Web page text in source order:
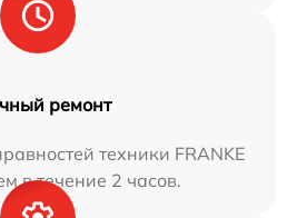
ремонт
техники FRANKE
в течение 2 часов.